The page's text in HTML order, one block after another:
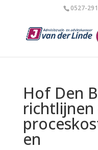
0527-
Hof Den
en